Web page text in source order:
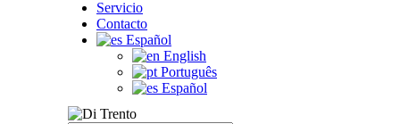
Servicio
Contacto
Español
English
Português
Español